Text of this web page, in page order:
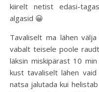
kiirelt netist edasi-
algasid 😀
Tavaliselt ma lähen
vabalt teisele poole
läksin miskipärast 10
kust tavaliselt lähen
natsa jalutada kui